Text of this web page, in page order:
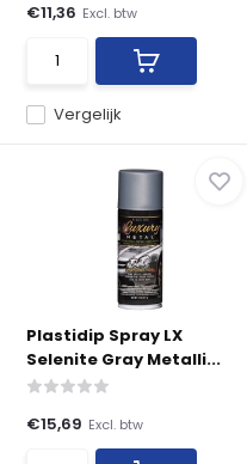
Vergelijk
€11,36 Excl. btw
Plastidip Spray LX
Selenite Gray Metalli...
€15,69 Excl. btw